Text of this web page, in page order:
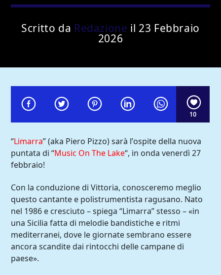
Titolo
Comoradio International
Scritto da Redazione il 23 Febbraio
2026
10
“Limarra” (aka Piero Pizzo) sarà l’ospite della nuova
puntata di “Music On The Lake“, in onda venerdì 27
febbraio!
Con la conduzione di Vittoria, conosceremo meglio
questo cantante e polistrumentista ragusano. Nato
nel 1986 e cresciuto – spiega “Limarra” stesso – «in
una Sicilia fatta di melodie bandistiche e ritmi
mediterranei, dove le giornate sembrano essere
ancora scandite dai rintocchi delle campane di
paese».